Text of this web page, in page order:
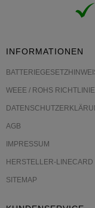
INFORMATIONEN
WEEE / ROHS
AGB
IMPRESSUM
HERSTELLER-LINECARD
SITEMAP